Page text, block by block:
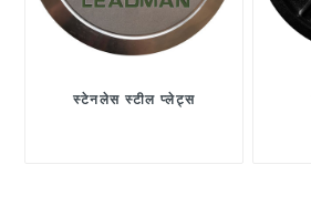
स्टेनलेस स्टील प्लेट्स